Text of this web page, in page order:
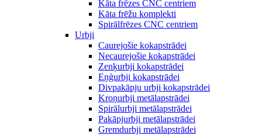
Kāta frēzes CNC centriem
Kāta frēžu komplekti
Spirālfrēzes CNC centriem
Urbji
Caurejošie kokapstrādei
Necaurejošie kokapstrādei
Zenķurbji kokapstrādei
Eņģurbji kokapstrādei
Divpakāpju urbji kokapstrādei
Kroņurbji metālapstrādei
Spirālurbji metālapstrādei
Pakāpjurbji metālapstrādei
Gremdurbji metālapstrādei